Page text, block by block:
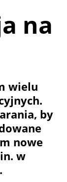
na
wielu
by
nowe
w